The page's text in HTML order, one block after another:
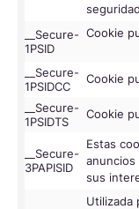
__Secure-
1PSID
Cookie
__Secure-
1PSIDCC
Cookie
__Secure-
1PSIDTS
Cookie
__Secure-
3PAPISID
Estas
anuncios
sus
Utilizada